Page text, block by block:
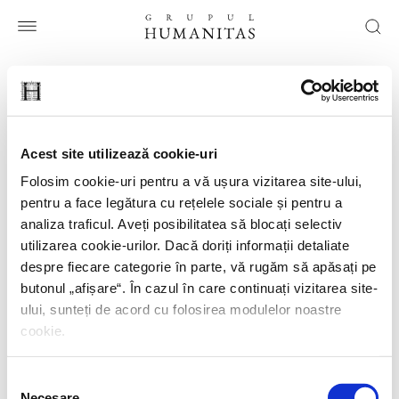
Acest site utilizează cookie-uri
Folosim cookie-uri pentru a vă ușura vizitarea site-ului,
pentru a face legătura cu rețelele sociale și pentru a
analiza traficul. Aveți posibilitatea să blocați selectiv
utilizarea cookie-urilor. Dacă doriți informații detaliate
despre fiecare categorie în parte, vă rugăm să apăsați pe
butonul „afișare“. În cazul în care continuați vizitarea site-
ului, sunteți de acord cu folosirea modulelor noastre
cookie.
Ai căutat:node
HUMANITAS
HUMANITAS FICTION